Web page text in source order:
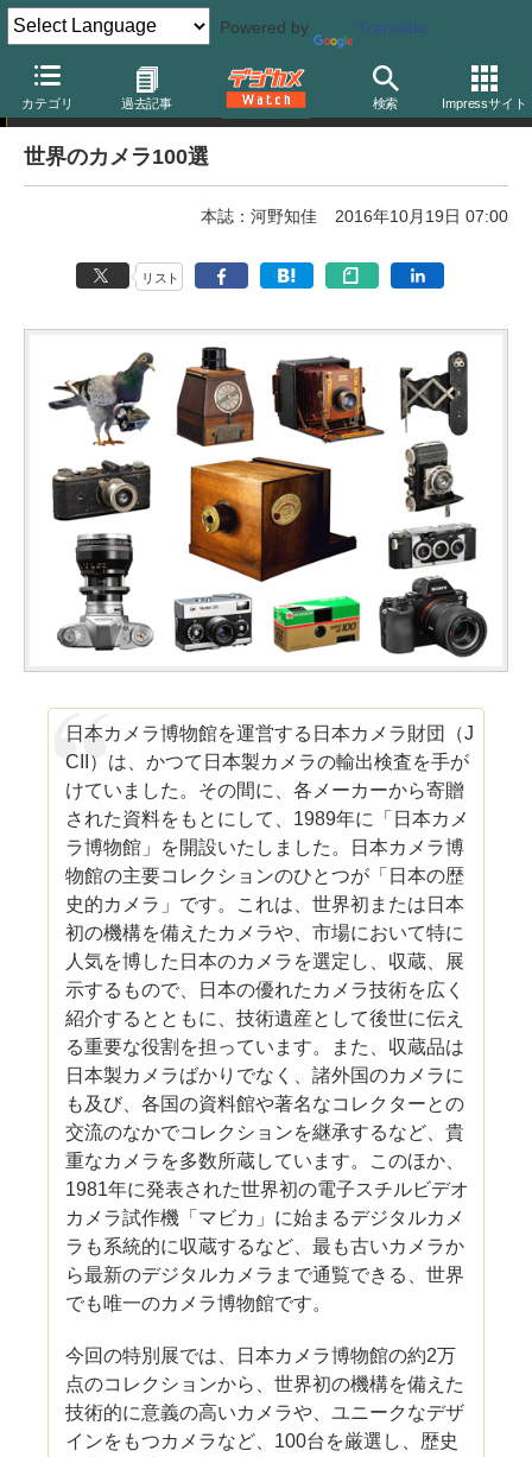
Powered by Translate
カテゴリ 過去記事 検索 Impressサイト
イベント
世界のカメラ100選
本誌：河野知佳 2016年10月19日 07:00
リスト
日本カメラ博物館を運営する日本カメラ財団（J
CII）は、かつて日本製カメラの輸出検査を手が
けていました。その間に、各メーカーから寄贈
された資料をもとにして、1989年に「日本カメ
ラ博物館」を開設いたしました。日本カメラ博
物館の主要コレクションのひとつが「日本の歴
史的カメラ」です。これは、世界初または日本
初の機構を備えたカメラや、市場において特に
人気を博した日本のカメラを選定し、収蔵、展
示するもので、日本の優れたカメラ技術を広く
紹介するとともに、技術遺産として後世に伝え
る重要な役割を担っています。また、収蔵品は
日本製カメラばかりでなく、諸外国のカメラに
も及び、各国の資料館や著名なコレクターとの
交流のなかでコレクションを継承するなど、貴
重なカメラを多数所蔵しています。このほか、
1981年に発表された世界初の電子スチルビデオ
カメラ試作機「マビカ」に始まるデジタルカメ
ラも系統的に収蔵するなど、最も古いカメラか
ら最新のデジタルカメラまで通覧できる、世界
でも唯一のカメラ博物館です。
今回の特別展では、日本カメラ博物館の約2万
点のコレクションから、世界初の機構を備えた
技術的に意義の高いカメラや、ユニークなデザ
インをもつカメラなど、100台を厳選し、歴史